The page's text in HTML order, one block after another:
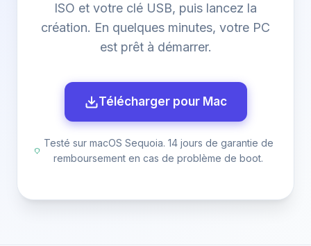
ISO et votre clé USB, puis lancez la
création. En quelques minutes, votre PC
est prêt à démarrer.
Télécharger pour Mac
Testé sur macOS Sequoia. 14 jours de garantie de
remboursement en cas de problème de boot.